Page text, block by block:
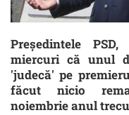
Preşedintele
miercuri că unul
'judecă' pe
făcut nicio
noiembrie anul